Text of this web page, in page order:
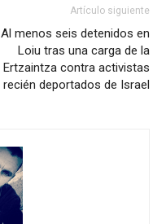
Artículo siguiente
Al menos seis detenidos en
Loiu tras una carga de la
Ertzaintza contra activistas
recién deportados de Israel